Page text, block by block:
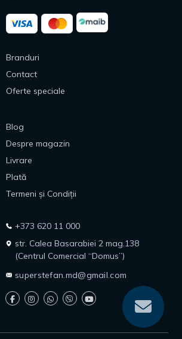
Branduri
Contact
Oferte speciale
Blog
Despre magazin
Livrare
Plată
Termeni și Condiții
+373 620 11 000
str. Calea Basarabiei 2 mag.138
(Centrul Comercial “Domus”)
superstefan.md@gmail.com